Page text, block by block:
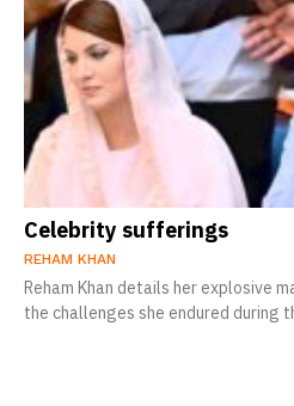
Celebrity sufferings
REHAM KHAN
Reham Khan details her explosive
the challenges she endured during